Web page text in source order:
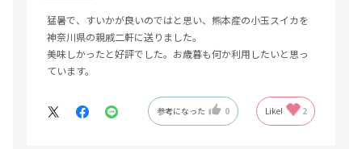
猛暑で、すいかが良いのではと思い、熊本産の小玉スイカを
神奈川県の親戚二軒に送りました。
美味しかったと好評でした。お歳暮も何か利用したいと思っ
ています。
参考になった 0 Like! 2